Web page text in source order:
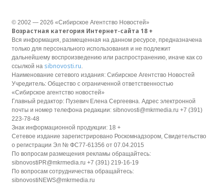
© 2002 — 2026 «Сибирское Агентство Новостей»
Возрастная категория Интернет-сайта 18 +
Вся информация, размещенная на данном ресурсе, предназначена
только для персонального использования и не подлежит
дальнейшему воспроизведению или распространению, иначе как со
ссылкой на sibnovosti.ru.
Наименование сетевого издания: Сибирское Агентство Новостей
Учредитель: Общество с ограниченной ответственностью
«Сибирское агентство новостей»
Главный редактор: Пузевич Елена Сергеевна. Адрес электронной
почты и номер телефона редакции: sibnovosti@mkrmedia.ru +7 (391)
223-78-48
Знак информационной продукции: 18 +
Сетевое издание зарегистрировано Роскомнадзором, Свидетельство
о регистрации Эл № ФС77-61356 от 07.04.2015
По вопросам размещения рекламы обращайтесь:
sibnovostiPR@mkrmedia.ru +7 (391) 219-16-19
По вопросам сотрудничества обращайтесь:
sibnovostiNEWS@mkrmedia.ru